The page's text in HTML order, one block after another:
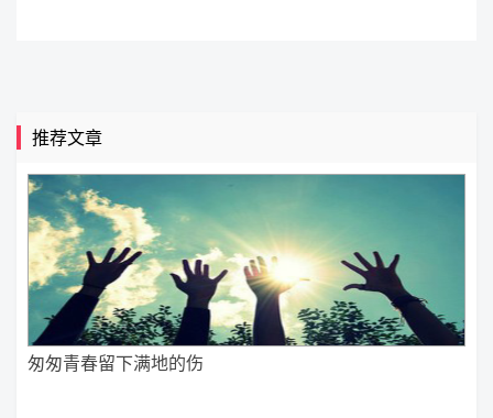
推荐文章
匆匆青春留下满地的伤